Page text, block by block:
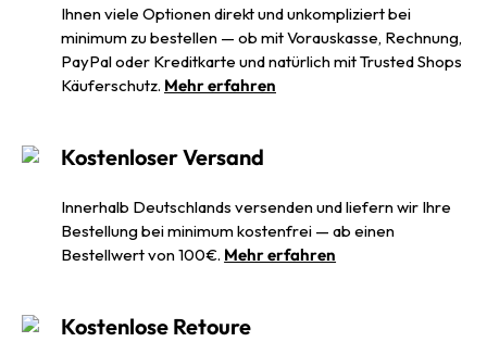
Ihnen viele Optionen direkt und unkompliziert bei
minimum zu bestellen — ob mit Vorauskasse, Rechnung,
PayPal oder Kreditkarte und natürlich mit Trusted Shops
Käuferschutz. Mehr erfahren
Kostenloser Versand
Innerhalb Deutschlands versenden und liefern wir Ihre
Bestellung bei minimum kostenfrei — ab einen
Bestellwert von 100€. Mehr erfahren
Kostenlose Retoure